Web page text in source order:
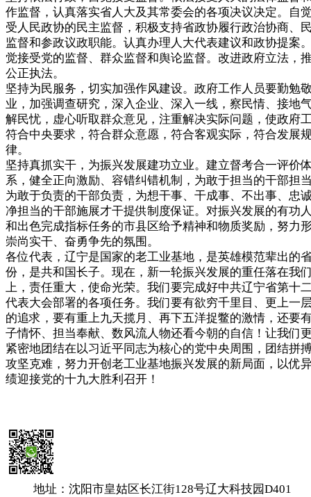
作监督，认真落实省人大及其常委会的各项决议决定。自
受人民政协的民主监督，积极支持省政协履行政治协商、
监督和参政议政职能。认真办理人大代表建议和政协提案
觉接受党的监督、群众监督和舆论监督。改进政府立法，
公正执法。
坚持为民服务，切实加强作风建设。政府工作人员要勤勉
业，加强调查研究，深入企业、深入一线，察民情、接地
解民忧，虚心听取群众意见，注重解决实际问题，使政府
符合中央要求，符合群众意愿，符合客观实际，符合发展
律。
坚持真抓实干，为振兴发展建功立业。建立督考合一评价
系，健全正向激励、容错纠错机制，为敢于担当的干部担
为敢于负责的干部负责，为想干事、干成事、不出事、忠
净担当的干部施展才干提供制度保证。对振兴发展的有功
和出色完成指标任务的市县区给予精神和物质奖励，努力
崇尚实干、奋勇争先的氛围。
各位代表，辽宁是国家的老工业基地，是英雄模范辈出的
份，是共和国长子。现在，新一轮振兴发展的重任落在我
上，责任重大，使命光荣。我们要完成好中共辽宁省第十
代表大会部署的各项任务。我们要有欲穷千里目、更上一
的追求，要有重上九天揽月、再下五洋捉鳖的激情，还要
子情怀、担当奉献、数风流人物还看今朝的自信！让我们
紧密地团结在以习近平同志为核心的党中央周围，团结拼
攻坚克难，努力开创老工业基地振兴发展的新局面，以优
绩迎接党的十九大胜利召开！
地址：沈阳市皇姑区长江街128号辽大科技园D401